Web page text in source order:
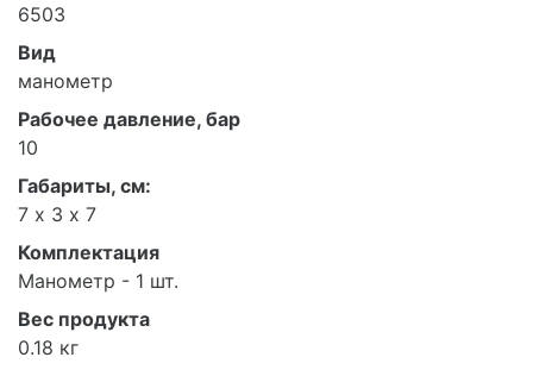
6503
Вид
манометр
Рабочее давление, бар
10
Габариты, см:
7 х 3 х 7
Комплектация
Манометр - 1 шт.
Вес продукта
0.18 кг